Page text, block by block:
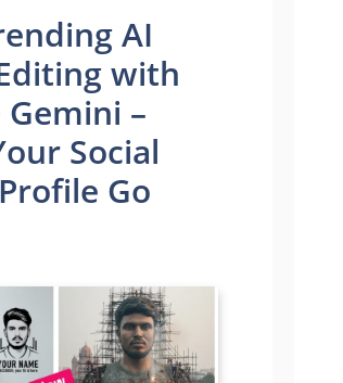
AI
with
Gemini –
Social
Go